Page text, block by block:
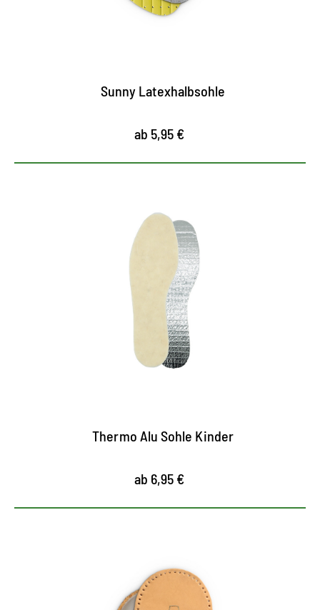
Sunny Latexhalbsohle
ab 5,95 €
Kälteschutz und
Wärmedämmung
Thermo Alusohle mit Dreischichtaufbau wirkt
auch und vor allem bei extremer Kälte
Alu-Unterschicht wirkt isolierend gegen
Thermo Alu Sohle Kinder
ab 6,95 €
Entlastendes Fersenkissen